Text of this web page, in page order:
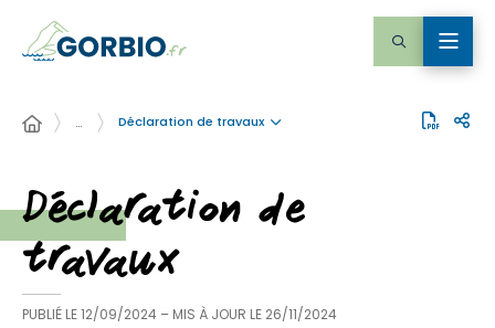
… Déclaration de travaux
Déclaration de
travaux
PUBLIÉ LE12/09/2024 – MIS À JOUR LE 26/11/2024